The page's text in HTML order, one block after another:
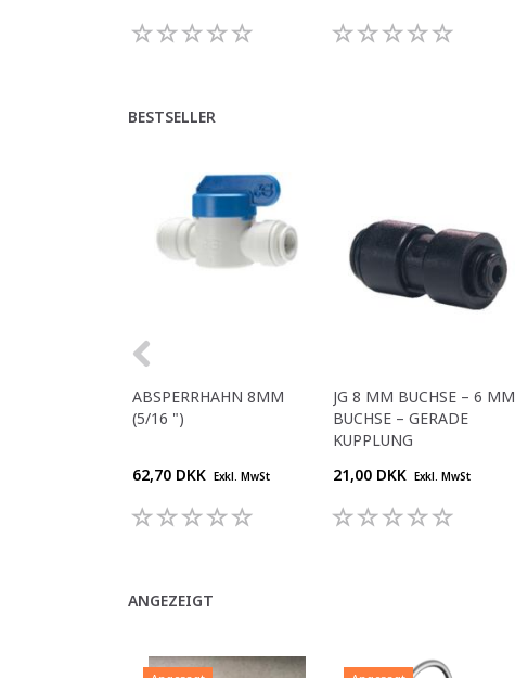
BESTSELLER
ABSPERRHAHN 8MM
(5/16 ")
62,70 DKK Exkl. MwSt
JG 8 MM BUCHSE – 6 MM
BUCHSE – GERADE
KUPPLUNG
21,00 DKK Exkl. MwSt
ANGEZEIGT